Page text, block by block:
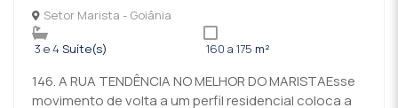
Setor Marista - Goiânia
3 e 4 Suíte(s) 160 a 175 m²
146. A RUA TENDÊNCIA NO MELHOR DO MARISTAEsse
movimento de volta a um perfil residencial coloca a